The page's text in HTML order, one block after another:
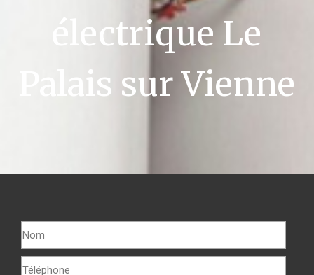
électrique Le
Palais sur Vienne